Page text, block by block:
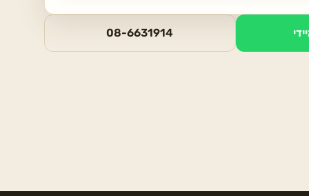
08-6631914